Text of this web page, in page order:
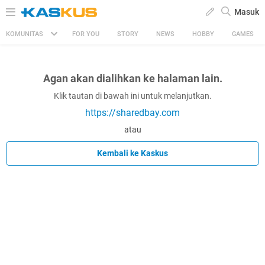
Masuk
KOMUNITAS FOR YOU STORY NEWS HOBBY GAMES
Agan akan dialihkan ke halaman lain.
Klik tautan di bawah ini untuk melanjutkan.
https://sharedbay.com
atau
Kembali ke Kaskus